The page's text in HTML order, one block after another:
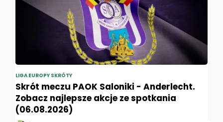
LIGA EUROPY SKRÓTY
Skrót meczu PAOK Saloniki - Anderlecht.
Zobacz najlepsze akcje ze spotkania
(06.08.2026)